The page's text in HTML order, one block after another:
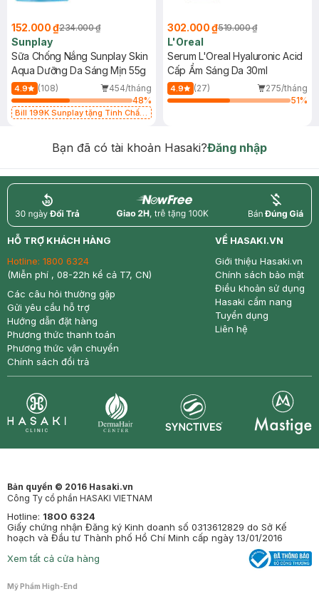
152.000 ₫234.000 ₫
Sunplay
Sữa Chống Nắng Sunplay Skin
Aqua Dưỡng Da Sáng Mịn 55g
4.9 (108)
454/tháng
48%
Bill 199K Sunplay tặng Tinh Chất
302.000 ₫519.000 ₫
L'Oreal
Serum L'Oreal Hyaluronic Acid
Cấp Ẩm Sáng Da 30ml
4.9 (27)
275/tháng
51%
Bạn đã có tài khoản Hasaki?Đăng nhập
return nowfree price
HỖ TRỢ KHÁCH HÀNG
Hotline: 1800 6324
(Miễn phí , 08-22h kể cả T7, CN)
Các câu hỏi thường gặp
Gửi yêu cầu hỗ trợ
Hướng dẫn đặt hàng
Phương thức thanh toán
Phương thức vận chuyển
Chính sách đổi trả
VỀ HASAKI.VN
Giới thiệu Hasaki.vn
Chính sách bảo mật
Điều khoản sử dụng
Hasaki cẩm nang
Tuyển dụng
Liên hệ
Bản quyền © 2016 Hasaki.vn
Công Ty cổ phần HASAKI VIETNAM
Hotline: 1800 6324
Giấy chứng nhận Đăng ký Kinh doanh số 0313612829 do Sở Kế
hoạch và Đầu tư Thành phố Hồ Chí Minh cấp ngày 13/01/2016
Xem tất cả cửa hàng
Mỹ Phẩm High-End